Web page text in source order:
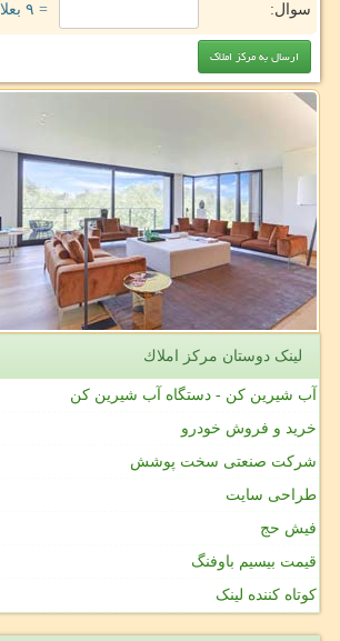
سوال: = ۹ بعلاوه ۴
لینک دوستان مركز املاك
آب شیرین کن - دستگاه آب شیرین کن
خرید و فروش خودرو
شرکت صنعتی سخت پوشش
طراحی سایت
فیش حج
قیمت بیسیم باوفنگ
کوتاه کننده لینک